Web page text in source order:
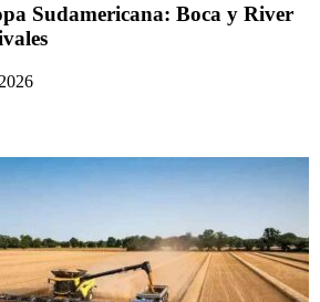
Sudamericana: Boca y River